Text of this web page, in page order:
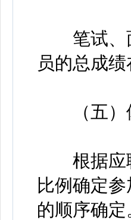
笔试、面
员的总成
（五）
根据应聘
比例确定
的顺序确